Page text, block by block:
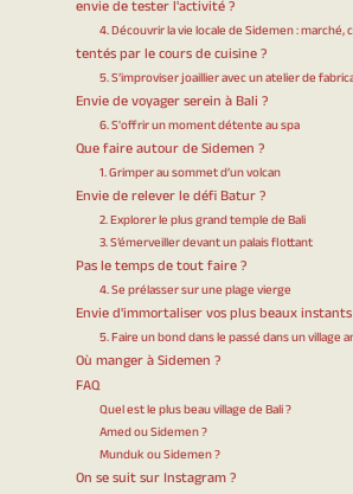
envie de tester l'activité ?
4. Découvrir la vie locale de Sidemen : marché,
tentés par le cours de cuisine ?
5. S’improviser joaillier avec un atelier de
Envie de voyager serein à Bali ?
6. S'offrir un moment détente au spa
Que faire autour de Sidemen ?
1. Grimper au sommet d’un volcan
Envie de relever le défi Batur ?
2. Explorer le plus grand temple de Bali
3. S’émerveiller devant un palais flottant
Pas le temps de tout faire ?
4. Se prélasser sur une plage vierge
Envie d'immortaliser vos plus beaux instants
5. Faire un bond dans le passé dans un village
Où manger à Sidemen ?
FAQ
Quel est le plus beau village de Bali ?
Amed ou Sidemen ?
Munduk ou Sidemen ?
On se suit sur Instagram ?